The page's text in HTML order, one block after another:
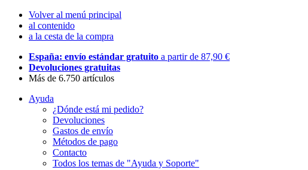
Volver al menú principal
al contenido
a la cesta de la compra
España: envío estándar gratuito a partir de 87,90 €
Devoluciones gratuitas
Más de 6.750 artículos
Ayuda
¿Dónde está mi pedido?
Devoluciones
Gastos de envío
Métodos de pago
Contacto
Todos los temas de "Ayuda y Soporte"